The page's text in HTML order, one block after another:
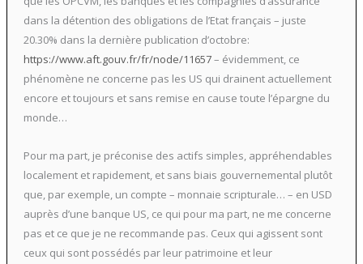
dans la détention des obligations de l’Etat français – juste
20.30% dans la dernière publication d’octobre:
https://www.aft.gouv.fr/fr/node/11657– évidemment, ce
phénomène ne concerne pas les US qui drainent actuellement
encore et toujours et sans remise en cause toute l’épargne du
monde…
Pour ma part, je préconise des actifs simples, appréhendables
localement et rapidement, et sans biais gouvernemental plutôt
que, par exemple, un compte – monnaie scripturale… – en USD
auprès d’une banque US, ce qui pour ma part, ne me concerne
pas et ce que je ne recommande pas. Ceux qui agissent sont
ceux qui sont possédés par leur patrimoine et leur